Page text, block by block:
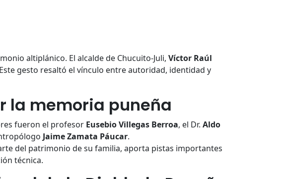
altiplánico. El alcalde de Chucuito-Juli, Víctor Raúl
gesto resaltó el vínculo entre autoridad, identidad y
la memoria puneña
fueron el profesor Eusebio Villegas Berroa, el Dr. Aldo
Jaime Zamata Páucar.
del patrimonio de su familia, aporta pistas importantes
técnica.